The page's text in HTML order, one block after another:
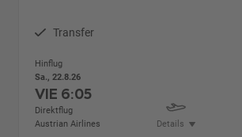
Transfer
Hinflug
Sa., 22.8.26
VIE 6:05
Direktflug
Austrian Airlines
Details